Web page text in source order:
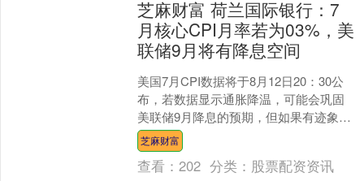
芝麻财富 荷兰国际银行：7
月核心CPI月率若为03%，美
联储9月将有降息空间
美国7月CPI数据将于8月12日20：30公
布，若数据显示通胀降温，可能会巩固
美联储9月降息的预期，但如果有迹象表
明特朗普的关税正在加剧物价上涨，美
联储可能会暂....
芝麻财富
查看：202 分类： 股票配资资讯